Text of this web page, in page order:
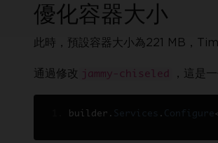
優化容器大小
此時，預設容器大小為221 MB，
通過修改 jammy-chiseled ，這是
builder . Services . Configure<